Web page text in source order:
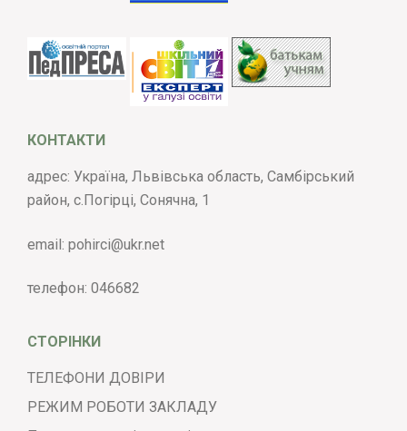
КОНТАКТИ
адрес: Україна, Львівська область, Самбірський
район, с.Погірці, Сонячна, 1
email: pohirci@ukr.net
телефон: 046682
СТОРІНКИ
ТЕЛЕФОНИ ДОВІРИ
РЕЖИМ РОБОТИ ЗАКЛАДУ